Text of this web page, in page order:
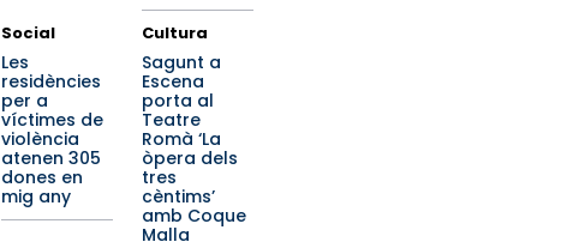
Social
Les
residències
per a
víctimes de
violència
atenen 305
dones en
mig any
Cultura
Sagunt a
Escena
porta al
Teatre
Romà ‘La
òpera dels
tres
cèntims’
amb Coque
Malla